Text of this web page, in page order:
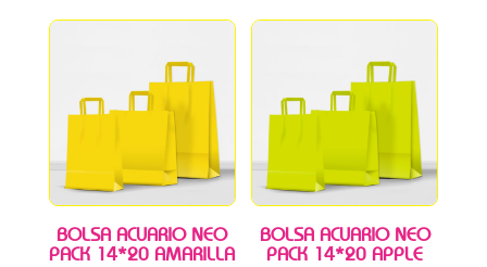
BOLSA ACUARIO NEO
PACK 14*20 AMARILLA
BOLSA ACUARIO NEO
PACK 14*20 APPLE